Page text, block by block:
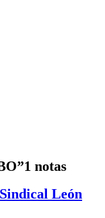
1 notas
León